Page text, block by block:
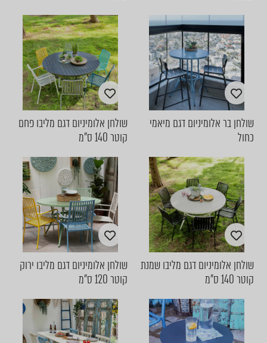
שולחן בר אלומיניום דגם מיאמי
כחול
שולחן אלומיניום דגם מליבו פחם
קוטר 140 ס"מ
שולחן אלומיניום דגם מליבו שמנת
קוטר 140 ס"מ
שולחן אלומיניום דגם מליבו ירוק
קוטר 120 ס"מ